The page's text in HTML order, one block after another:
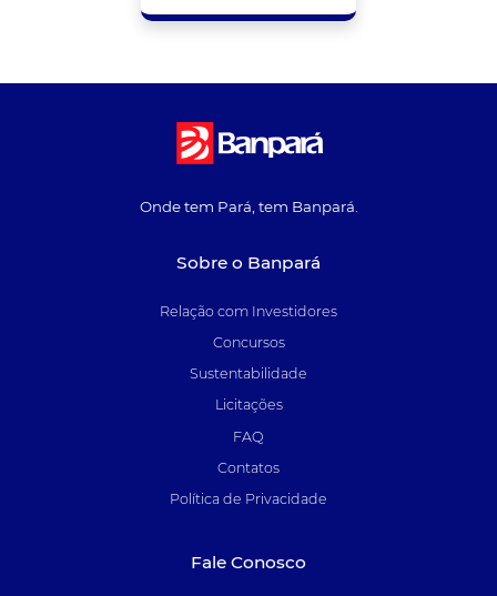
Onde tem Pará, tem Banpará.
Sobre o Banpará
Relação com Investidores
Concursos
Sustentabilidade
Licitações
FAQ
Contatos
Política de Privacidade
Fale Conosco